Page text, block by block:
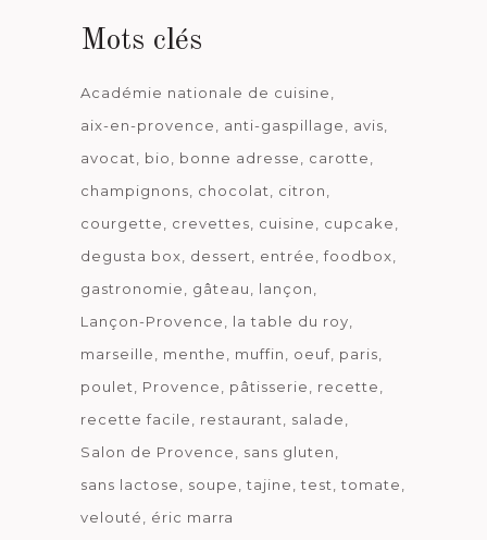
Mots clés
Académie nationale de cuisine
aix-en-provence
anti-gaspillage
avis
avocat
bio bonne adresse
carotte
champignons
chocolat
citron
courgette
crevettes cuisine
cupcake
degusta box
dessert entrée
foodbox
gastronomie
gâteau
lançon
Lançon-Provence
la table du roy
marseille
menthe muffin oeuf paris
poulet
Provence pâtisserie
recette
recette facile
restaurant
salade
Salon de Provence
sans gluten
sans lactose
soupe tajine test
tomate
velouté
éric marra